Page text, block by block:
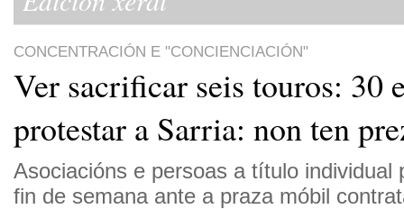
CONCENTRACIÓN E "CONCIENCIACIÓN"
Ver sacrificar seis touros: 30
protestar a Sarria: non ten
Asociacións e persoas a título individual
fin de semana ante a praza móbil